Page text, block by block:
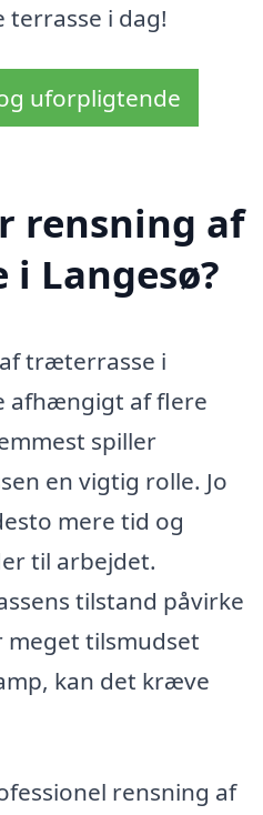
terrasse i dag!
uforpligtende
rensning af
Langesø?
træterrasse i
afhængigt af flere
spiller
en vigtig rolle. Jo
mere tid og
til arbejdet.
tilstand påvirke
tilsmudset
kan det kræve
rensning af